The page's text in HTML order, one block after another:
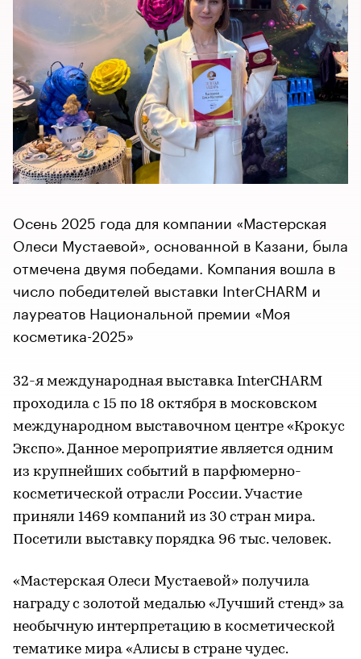
Осень 2025 года для компании «Мастерская
Олеси Мустаевой», основанной в Казани, была
отмечена двумя победами. Компания вошла в
число победителей выставки InterCHARM и
лауреатов Национальной премии «Моя
косметика-2025»
32-я международная выставка InterCHARM
проходила с 15 по 18 октября в московском
международном выставочном центре «Крокус
Экспо». Данное мероприятие является одним
из крупнейших событий в парфюмерно-
косметической отрасли России. Участие
приняли 1469 компаний из 30 стран мира.
Посетили выставку порядка 96 тыс. человек.
«Мастерская Олеси Мустаевой» получила
награду с золотой медалью «Лучший стенд» за
необычную интерпретацию в косметической
тематике мира «Алисы в стране чудес.